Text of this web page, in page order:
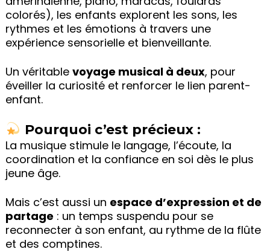
colorés), les enfants explorent les sons, les
rythmes et les émotions à travers une
expérience sensorielle et bienveillante.
Un véritable voyage musical à deux, pour
éveiller la curiosité et renforcer le lien parent-
enfant.
Pourquoi c’est précieux :
La musique stimule le langage, l’écoute, la
coordination et la confiance en soi dès le plus
jeune âge.
Mais c’est aussi un espace d’expression et de
partage : un temps suspendu pour se
reconnecter à son enfant, au rythme de la flûte
et des comptines.